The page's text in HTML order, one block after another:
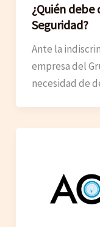
¿Quién debe
Seguridad?
Ante la
empresa del
necesidad de